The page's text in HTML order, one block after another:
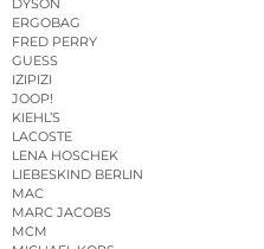
DYSON
ERGOBAG
FRED PERRY
GUESS
IZIPIZI
JOOP!
KIEHL’S
LACOSTE
LENA HOSCHEK
LIEBESKIND BERLIN
MAC
MARC JACOBS
MCM